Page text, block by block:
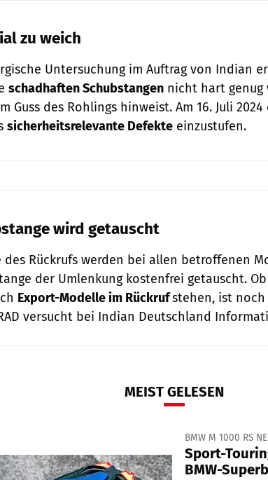
zu weich
Untersuchung im Auftrag von Indian
schadhaften Schubstangen nicht hart genug
Guss des Rohlings hinweist. Am 16. Juli
sicherheitsrelevante Defekte einzustufen.
wird getauscht
des Rückrufs werden bei allen betroffenen
der Umlenkung kostenfrei getauscht.
Export-Modelle im Rückrufstehen, ist
versucht bei Indian Deutschland
MEIST GELESEN
BMW M 1000 RS
Sport-
BMW-